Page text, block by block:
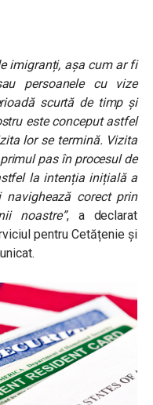
imigranți, așa cum ar fi
persoanele cu vize
scurtă de timp și
este conceput astfel
lor se termină. Vizita
pas în procesul de
la intenția inițială a
corect prin
noastre”, a declarat
pentru Cetățenie și